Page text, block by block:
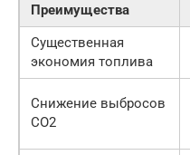
Преимущества
Существенная
экономия топлива
Снижение выбросов
CO2